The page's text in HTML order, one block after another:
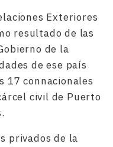
Exteriores
resultado de las
de la
de ese país
17 connacionales
civil de Puerto
privados de la